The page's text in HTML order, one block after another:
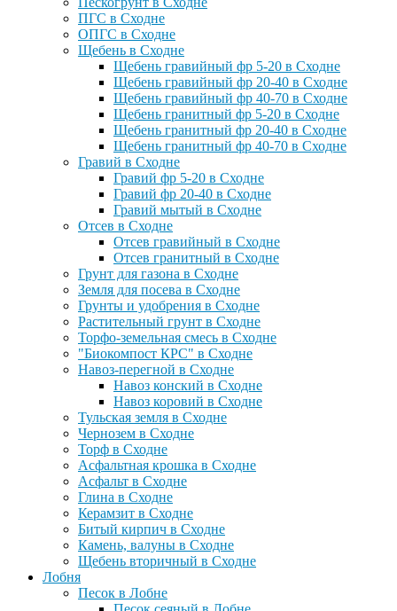
ПГС в Сходне
ОПГС в Сходне
Щебень в Сходне
Щебень гравийный фр 5-20 в Сходне
Щебень гравийный фр 20-40 в Сходне
Щебень гравийный фр 40-70 в Сходне
Щебень гранитный фр 5-20 в Сходне
Щебень гранитный фр 20-40 в Сходне
Щебень гранитный фр 40-70 в Сходне
Гравий в Сходне
Гравий фр 5-20 в Сходне
Гравий фр 20-40 в Сходне
Гравий мытый в Сходне
Отсев в Сходне
Отсев гравийный в Сходне
Отсев гранитный в Сходне
Грунт для газона в Сходне
Земля для посева в Сходне
Грунты и удобрения в Сходне
Растительный грунт в Сходне
Торфо-земельная смесь в Сходне
"Биокомпост КРС" в Сходне
Навоз-перегной в Сходне
Навоз конский в Сходне
Навоз коровий в Сходне
Тульская земля в Сходне
Чернозем в Сходне
Торф в Сходне
Асфальтная крошка в Сходне
Асфальт в Сходне
Глина в Сходне
Керамзит в Сходне
Битый кирпич в Сходне
Камень, валуны в Сходне
Щебень вторичный в Сходне
Лобня
Песок в Лобне